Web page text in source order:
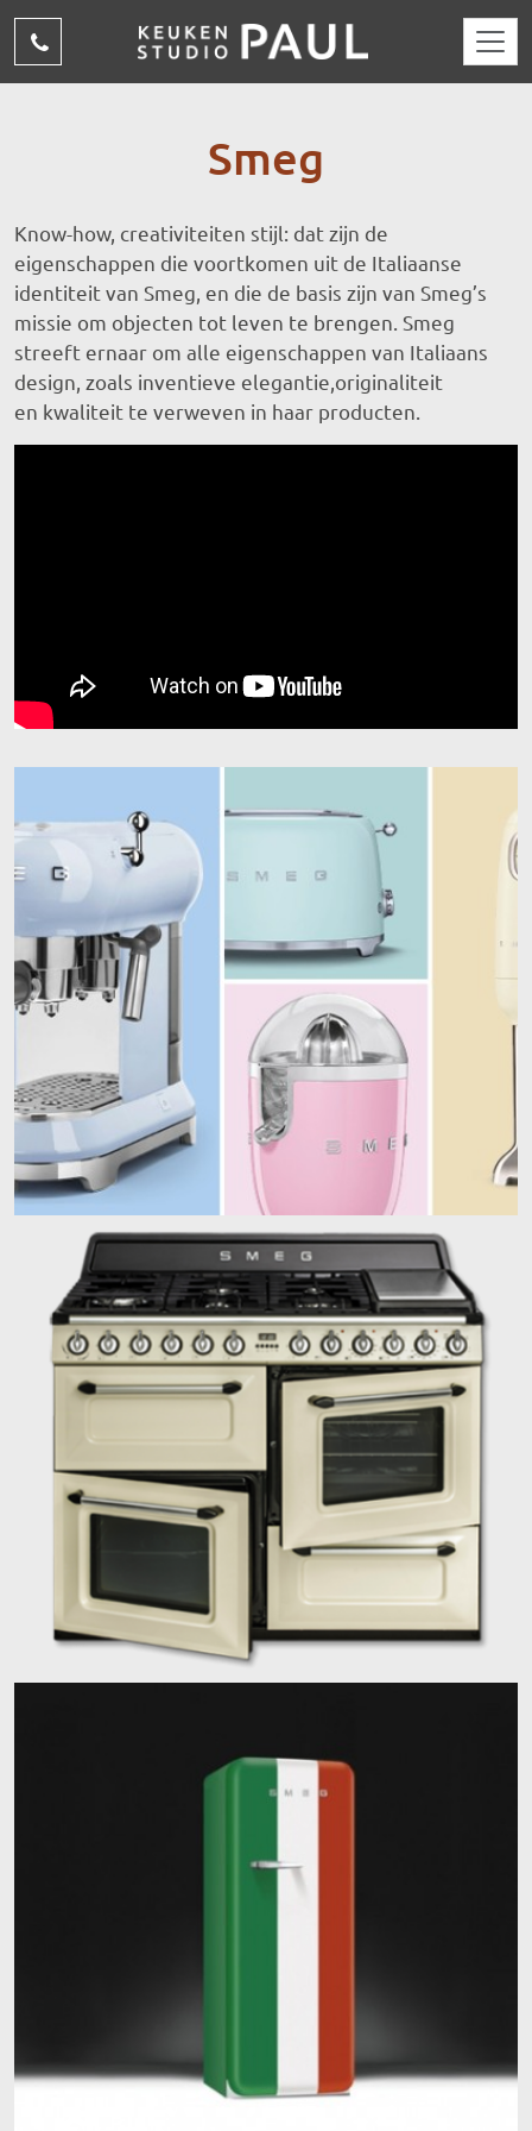
Overslaan en naar de inhoud gaan
(015)
Smeg
Know-how, creativiteiten stijl: dat zijn de
eigenschappen die voortkomen uit de Italiaanse
identiteit van Smeg, en die de basis zijn van Smeg’s
missie om objecten tot leven te brengen. Smeg
streeft ernaar om alle eigenschappen van Italiaans
design, zoals inventieve elegantie,originaliteit
en kwaliteit te verweven in haar producten.